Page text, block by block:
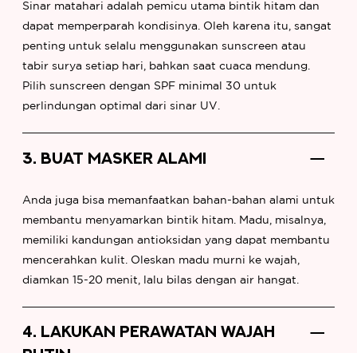
Sinar matahari adalah pemicu utama bintik hitam dan
dapat memperparah kondisinya. Oleh karena itu, sangat
penting untuk selalu menggunakan sunscreen atau
tabir surya setiap hari, bahkan saat cuaca mendung.
Pilih sunscreen dengan SPF minimal 30 untuk
perlindungan optimal dari sinar UV.
3. BUAT MASKER ALAMI
Anda juga bisa memanfaatkan bahan-bahan alami untuk
membantu menyamarkan bintik hitam. Madu, misalnya,
memiliki kandungan antioksidan yang dapat membantu
mencerahkan kulit. Oleskan madu murni ke wajah,
diamkan 15-20 menit, lalu bilas dengan air hangat.
4. LAKUKAN PERAWATAN WAJAH